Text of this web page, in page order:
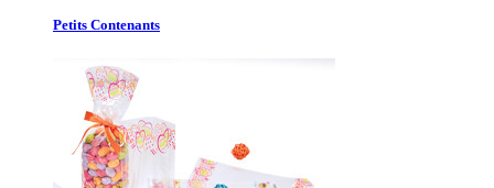
Petits Contenants